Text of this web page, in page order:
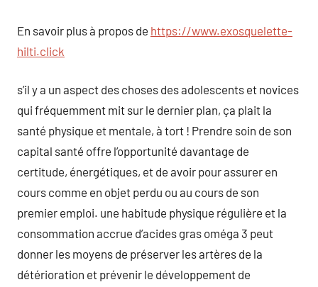
En savoir plus à propos de https://www.exosquelette-
hilti.click
s’il y a un aspect des choses des adolescents et novices
qui fréquemment mit sur le dernier plan, ça plait la
santé physique et mentale, à tort ! Prendre soin de son
capital santé offre l’opportunité davantage de
certitude, énergétiques, et de avoir pour assurer en
cours comme en objet perdu ou au cours de son
premier emploi. une habitude physique régulière et la
consommation accrue d’acides gras oméga 3 peut
donner les moyens de préserver les artères de la
détérioration et prévenir le développement de